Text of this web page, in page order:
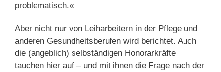
problematisch.«
Aber nicht nur von Leiharbeitern in der Pflege und
anderen Gesundheitsberufen wird berichtet. Auch
die (angeblich) selbständigen Honorarkräfte
tauchen hier auf – und mit ihnen die Frage nach der